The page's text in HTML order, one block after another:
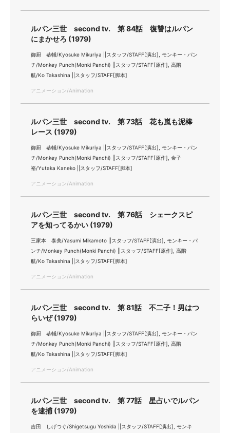
ルパン三世 second tv. 第 84話 復讐はルパン
にまかせろ (1979)
御厨 恭輔/Kyosuke Mikuriya ||スタッフ/STAFF[演出], モンキー・パン
チ/Monkey Punch(Monki Panchi) ||スタッフ/STAFF[原作], 高階
航/Ko Takashina ||スタッフ/STAFF[脚本]
アニメーション/Animation
ルパン三世 second tv. 第 73話 花も嵐も泥棒
レース (1979)
御厨 恭輔/Kyosuke Mikuriya ||スタッフ/STAFF[演出], モンキー・パン
チ/Monkey Punch(Monki Panchi) ||スタッフ/STAFF[原作], 金子
裕/Yutaka Kaneko ||スタッフ/STAFF[脚本]
アニメーション/Animation
ルパン三世 second tv. 第 76話 シェークスピ
アを知ってるかい (1979)
三家本 泰美/Yasumi Mikamoto ||スタッフ/STAFF[演出], モンキー・パ
ンチ/Monkey Punch(Monki Panchi) ||スタッフ/STAFF[原作], 高階
航/Ko Takashina ||スタッフ/STAFF[脚本]
アニメーション/Animation
ルパン三世 second tv. 第 81話 不二子！男はつ
らいぜ (1979)
御厨 恭輔/Kyosuke Mikuriya ||スタッフ/STAFF[演出], モンキー・パン
チ/Monkey Punch(Monki Panchi) ||スタッフ/STAFF[原作], 高階
航/Ko Takashina ||スタッフ/STAFF[脚本]
アニメーション/Animation
ルパン三世 second tv. 第 77話 星占いでルパン
を逮捕 (1979)
吉田 しげつぐ/Shigetsugu Yoshida ||スタッフ/STAFF[演出], モンキ